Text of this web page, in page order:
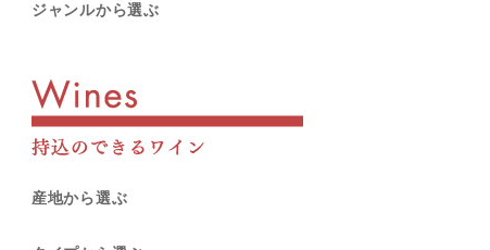
ジャンルから選ぶ
産地から選ぶ